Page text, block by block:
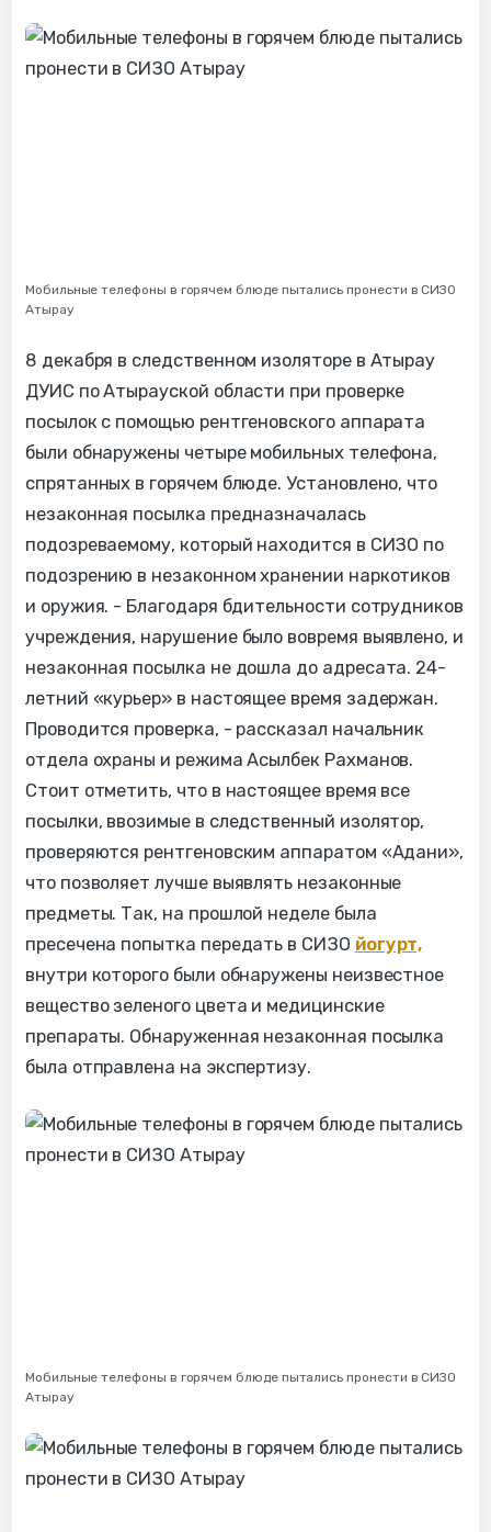
Мобильные телефоны в горячем блюде пытались пронести в СИЗО
Атырау
8 декабря в следственном изоляторе в Атырау
ДУИС по Атырауской области при проверке
посылок с помощью рентгеновского аппарата
были обнаружены четыре мобильных телефона,
спрятанных в горячем блюде. Установлено, что
незаконная посылка предназначалась
подозреваемому, который находится в СИЗО по
подозрению в незаконном хранении наркотиков
и оружия. - Благодаря бдительности сотрудников
учреждения, нарушение было вовремя выявлено, и
незаконная посылка не дошла до адресата. 24-
летний «курьер» в настоящее время задержан.
Проводится проверка, - рассказал начальник
отдела охраны и режима Асылбек Рахманов.
Стоит отметить, что в настоящее время все
посылки, ввозимые в следственный изолятор,
проверяются рентгеновским аппаратом «Адани»,
что позволяет лучше выявлять незаконные
предметы. Так, на прошлой неделе была
пресечена попытка передать в СИЗО йогурт,
внутри которого были обнаружены неизвестное
вещество зеленого цвета и медицинские
препараты. Обнаруженная незаконная посылка
была отправлена на экспертизу.
Мобильные телефоны в горячем блюде пытались пронести в СИЗО
Атырау